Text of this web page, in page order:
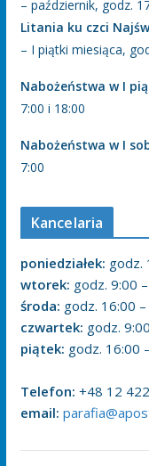
– październik, godz.
Litania ku czci
– I piątki miesiąca,
Nabożeństwa w I
7:00 i 18:00
Nabożeństwa w I
7:00
Kancelaria
poniedziałek: godz.
wtorek: godz. 9:00
środa: godz. 16:00
czwartek: godz.
piątek: godz. 16:00
Telefon: +48 12
email: